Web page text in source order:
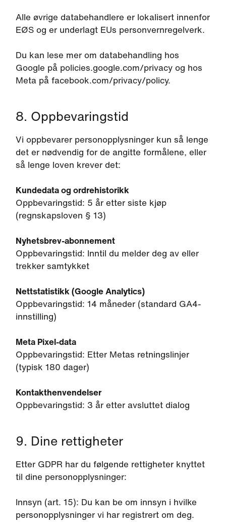
Alle øvrige databehandlere er lokalisert innenfor
EØS og er underlagt EUs personvernregelverk.
Du kan lese mer om databehandling hos
Google på policies.google.com/privacy og hos
Meta på facebook.com/privacy/policy.
8. Oppbevaringstid
Vi oppbevarer personopplysninger kun så lenge
det er nødvendig for de angitte formålene, eller
så lenge loven krever det:
Kundedata og ordrehistorikk
Oppbevaringstid: 5 år etter siste kjøp
(regnskapsloven § 13)
Nyhetsbrev-abonnement
Oppbevaringstid: Inntil du melder deg av eller
trekker samtykket
Nettstatistikk (Google Analytics)
Oppbevaringstid: 14 måneder (standard GA4-
innstilling)
Meta Pixel-data
Oppbevaringstid: Etter Metas retningslinjer
(typisk 180 dager)
Kontakthenvendelser
Oppbevaringstid: 3 år etter avsluttet dialog
9. Dine rettigheter
Etter GDPR har du følgende rettigheter knyttet
til dine personopplysninger:
Innsyn (art. 15): Du kan be om innsyn i hvilke
personopplysninger vi har registrert om deg.